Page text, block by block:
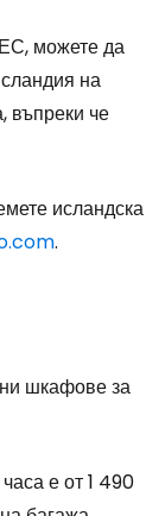
можете да
на
въпреки че
исландска
.
шкафове за
е от 1 490